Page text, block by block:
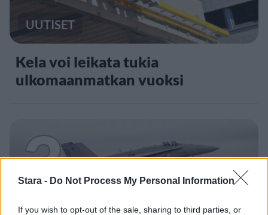
Stara - Do Not Process My Personal Information
If you wish to opt-out of the sale, sharing to third parties, or
UUTISET
Kela voi leikata tukia
ulkomaanmatkan vuoksi
3